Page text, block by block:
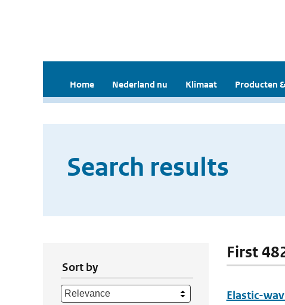
Home Nederland nu Klimaat Producten
Search results
Sort by
First
Elastic-